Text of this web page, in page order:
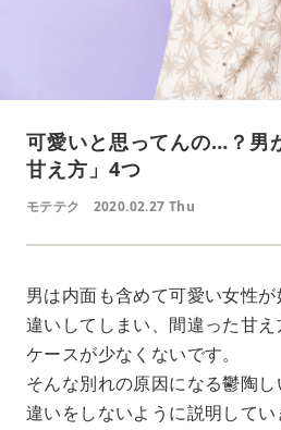
可愛いと思ってんの…？男
甘え方」4つ
モテテク 2020.02.27 Thu
男は内面も含めて可愛い女性
違いしてしまい、間違った甘
ケースが少なくないです。
そんな別れの原因になる鬱陶
違いをしないように説明してい